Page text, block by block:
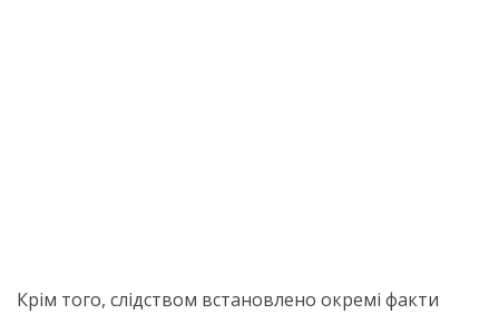
Крім того, слідством встановлено окремі факти